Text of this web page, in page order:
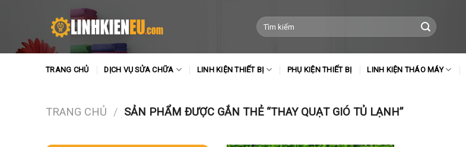
content
Tìm
kiếm:
TRANG CHỦ DỊCH VỤ SỬA CHỮA LINH KIỆN THIẾT BỊ PHỤ KIỆN THIẾT BỊ LINH KIỆN THÁO MÁY
TRANG CHỦ / SẢN PHẨM ĐƯỢC GẮN THẺ “THAY QUẠT GIÓ TỦ LẠNH”